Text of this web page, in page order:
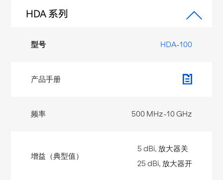
HDA 系列
HDA-100
500 MHz-10 GHz
5 dBi, 放大器关
25 dBi, 放大器开